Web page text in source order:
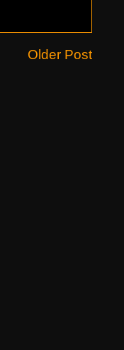
Older Post